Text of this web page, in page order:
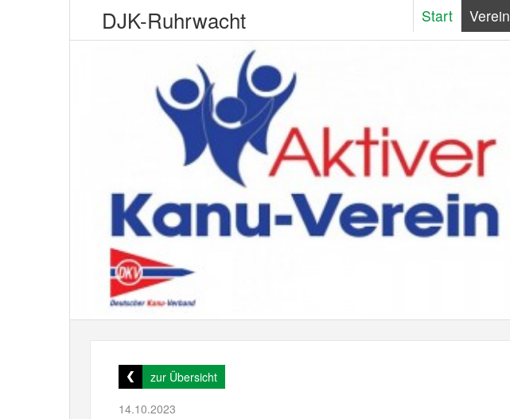
DJK-Ruhrwacht Start Verein
zur Übersicht
14.10.2023